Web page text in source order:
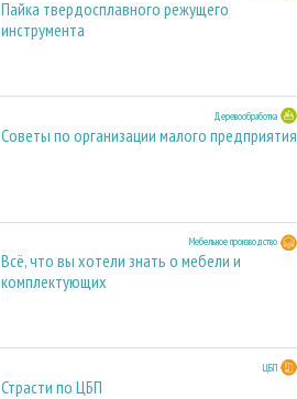
Пайка твердосплавного режущего
инструмента
Деревообработка
Советы по организации малого предприятия
Мебельное производство
Всё, что вы хотели знать о мебели и
комплектующих
ЦБП
Страсти по ЦБП